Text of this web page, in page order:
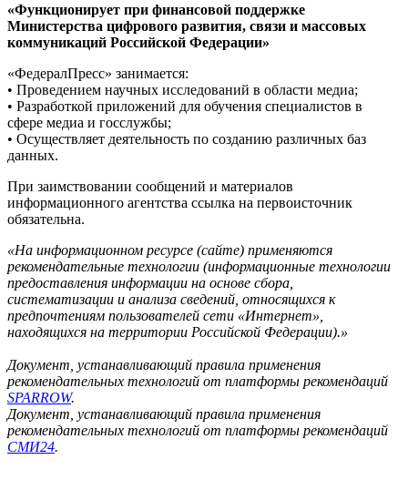
«Функционирует при финансовой поддержке
Министерства цифрового развития, связи и массовых
коммуникаций Российской Федерации»
«ФедералПресс» занимается:
• Проведением научных исследований в области медиа;
• Разработкой приложений для обучения специалистов в
сфере медиа и госслужбы;
• Осуществляет деятельность по созданию различных баз
данных.
При заимствовании сообщений и материалов
информационного агентства ссылка на первоисточник
обязательна.
«На информационном ресурсе (сайте) применяются
рекомендательные технологии (информационные технологии
предоставления информации на основе сбора,
систематизации и анализа сведений, относящихся к
предпочтениям пользователей сети «Интернет»,
находящихся на территории Российской Федерации).»
Документ, устанавливающий правила применения
рекомендательных технологий от платформы рекомендаций
SPARROW.
Документ, устанавливающий правила применения
рекомендательных технологий от платформы рекомендаций
СМИ24.